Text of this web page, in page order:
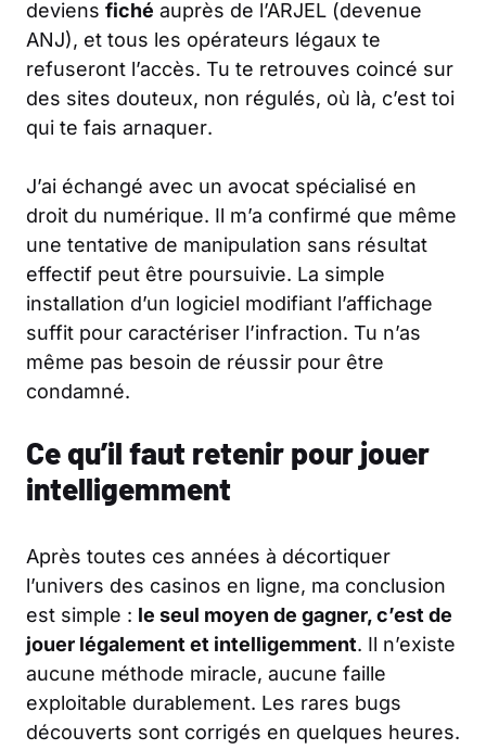
deviens fiché auprès de l’ARJEL (devenue
ANJ), et tous les opérateurs légaux te
refuseront l’accès. Tu te retrouves coincé sur
des sites douteux, non régulés, où là, c’est toi
qui te fais arnaquer.
J’ai échangé avec un avocat spécialisé en
droit du numérique. Il m’a confirmé que même
une tentative de manipulation sans résultat
effectif peut être poursuivie. La simple
installation d’un logiciel modifiant l’affichage
suffit pour caractériser l’infraction. Tu n’as
même pas besoin de réussir pour être
condamné.
Ce qu’il faut retenir pour jouer
intelligemment
Après toutes ces années à décortiquer
l’univers des casinos en ligne, ma conclusion
est simple : le seul moyen de gagner, c’est de
jouer légalement et intelligemment. Il n’existe
aucune méthode miracle, aucune faille
exploitable durablement. Les rares bugs
découverts sont corrigés en quelques heures.